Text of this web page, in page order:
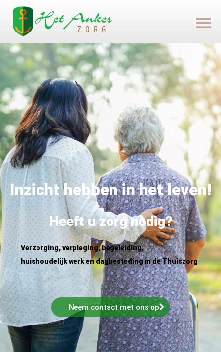
Inzicht hebben in het leven!
Heeft u zorg nodig?
Verzorging, verpleging, begeleiding,
huishoudelijk werk en dagbesteding in de Thuiszorg
Neem contact met ons op